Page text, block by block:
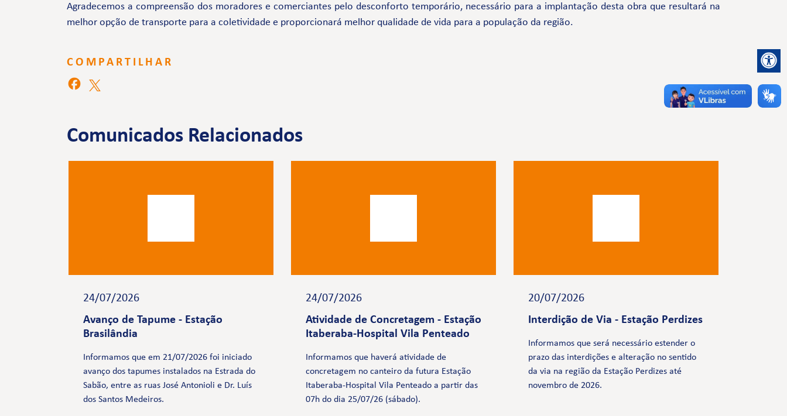
Agradecemos a compreensão dos moradores e comerciantes pelo desconforto temporário, necessário para a implantação desta obra que resultará na
melhor opção de transporte para a coletividade e proporcionará melhor qualidade de vida para a população da região.
COMPARTILHAR
Comunicados Relacionados
24/07/2026
Avanço de Tapume - Estação
Brasilândia
Informamos que em 21/07/2026 foi iniciado
avanço dos tapumes instalados na Estrada do
Sabão, entre as ruas José Antonioli e Dr. Luís
dos Santos Medeiros.
24/07/2026
Atividade de Concretagem - Estação
Itaberaba-Hospital Vila Penteado
Informamos que haverá atividade de
concretagem no canteiro da futura Estação
Itaberaba-Hospital Vila Penteado a partir das
07h do dia 25/07/26 (sábado).
20/07/2026
Interdição de Via - Estação Perdizes
Informamos que será necessário estender o
prazo das interdições e alteração no sentido
da via na região da Estação Perdizes até
novembro de 2026.